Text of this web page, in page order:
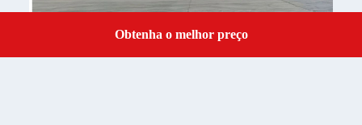
Obtenha o melhor preçoGet a Quote